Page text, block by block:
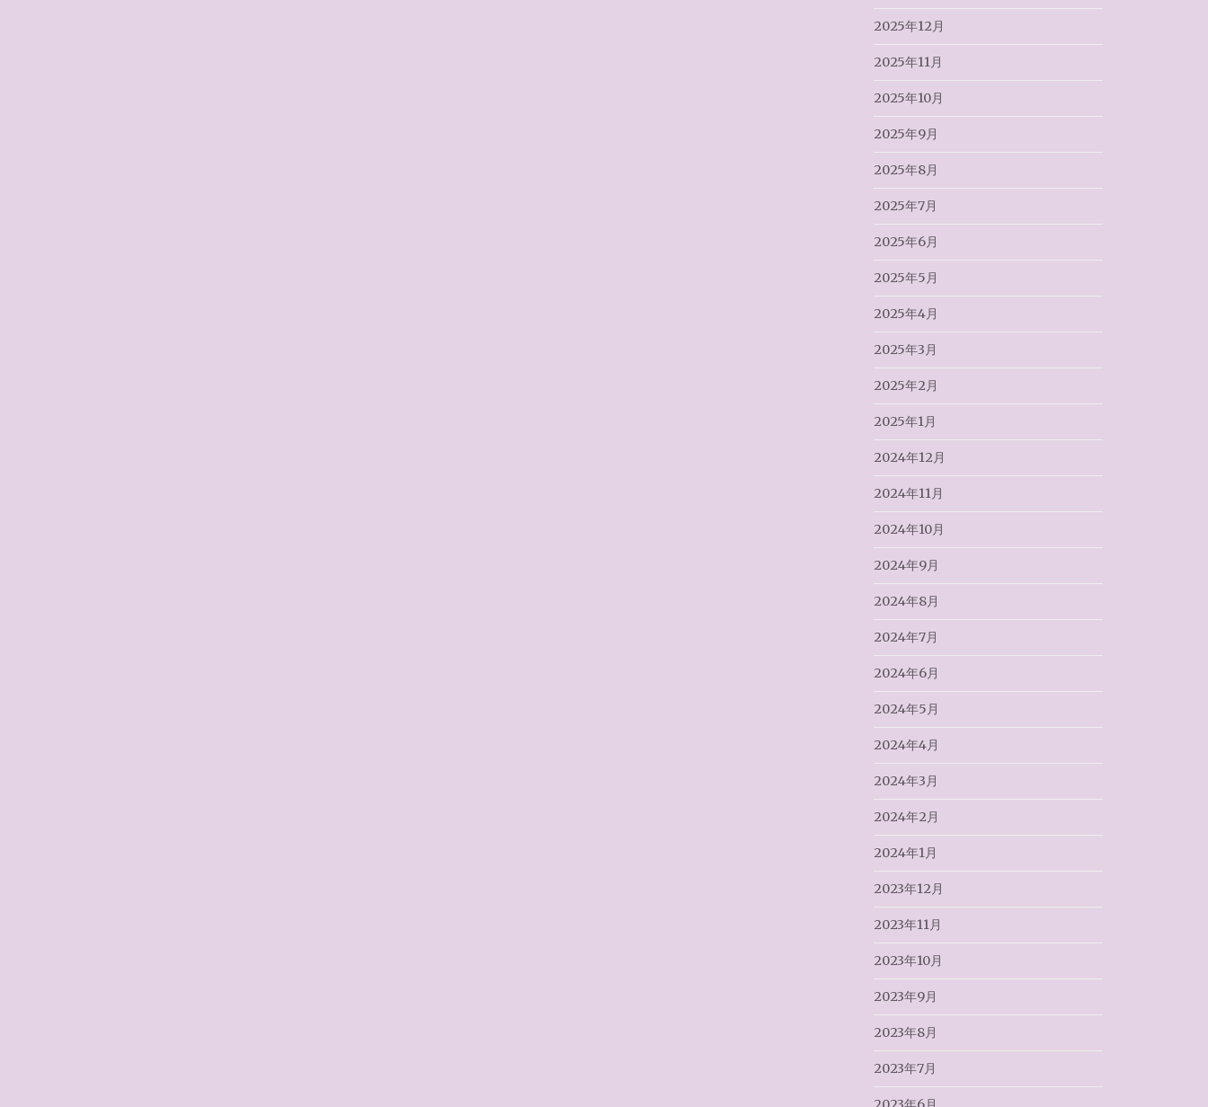
2025年12月
2025年11月
2025年10月
2025年9月
2025年8月
2025年7月
2025年6月
2025年5月
2025年4月
2025年3月
2025年2月
2025年1月
2024年12月
2024年11月
2024年10月
2024年9月
2024年8月
2024年7月
2024年6月
2024年5月
2024年4月
2024年3月
2024年2月
2024年1月
2023年12月
2023年11月
2023年10月
2023年9月
2023年8月
2023年7月